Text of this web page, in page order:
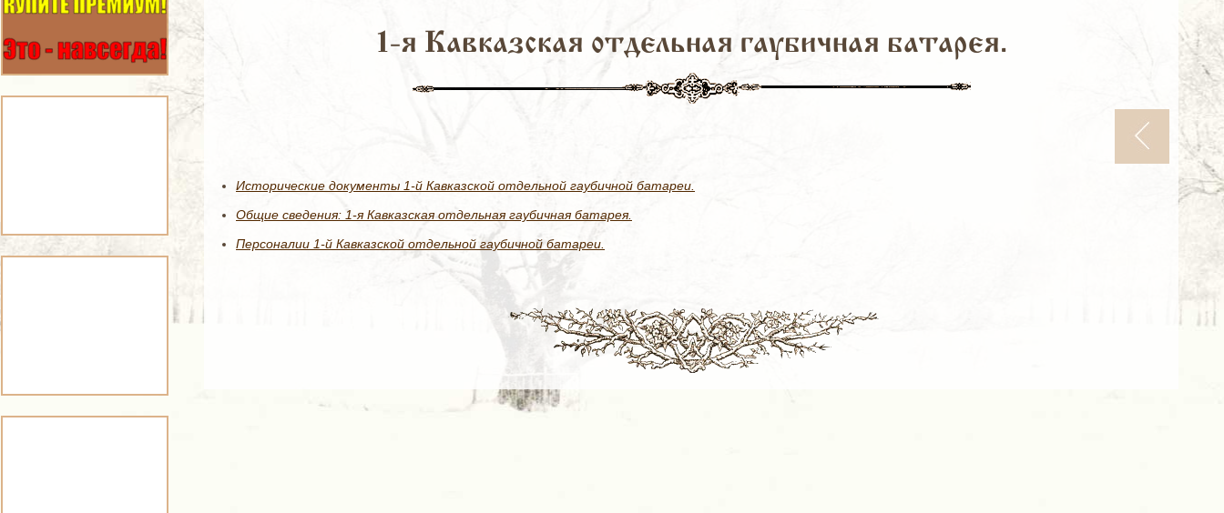
1-я Кавказская отдельная гаубичная батарея.
Исторические документы 1-й Кавказской отдельной гаубичной батареи.
Общие сведения: 1-я Кавказская отдельная гаубичная батарея.
Персоналии 1-й Кавказской отдельной гаубичной батареи.